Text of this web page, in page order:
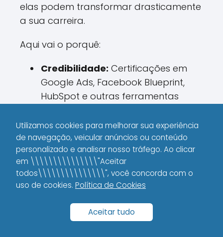
elas podem transformar drasticamente
a sua carreira.
Aqui vai o porquê:
Credibilidade: Certificações em
Google Ads, Facebook Blueprint,
HubSpot e outras ferramentas
possui domínio técnico.
Valorização no mercado:
Empresas valorizam profissionais
que investem no próprio
desenvolvimento, e isso pode ser
definir o salário.
Utilizamos cookies para melhorar sua experiência
de navegação, veicular anúncios ou conteúdo
personalizado e analisar nosso tráfego. Ao clicar
em \\\\\\\\\\\\\\\"Aceitar
todos\\\\\\\\\\\\\\\", você concorda com o
uso de cookies. Política de Cookies
Aceitar tudo